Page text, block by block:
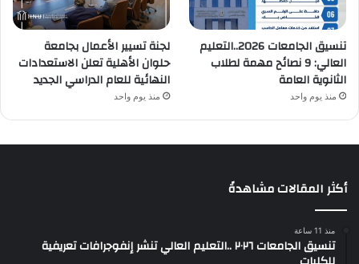
تنسيق الجامعات 2026..التعليم
العالي: 9 نصائح مهمة لطلاب
الثانوية العامة
منذ يوم واحد
لجنة تسيير الأعمال بجامعة
حلوان الأهلية تعلن الاستعدادات
النهائية للعام الدراسي الجديد
منذ يوم واحد
أكثر المقالات مشاهدةً
منذ 11 ساعة
تنسيق الجامعات ٢٠٢٦ ..التعليم العالي تنشر إنفوجرافات تعريفية